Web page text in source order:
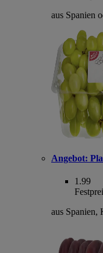
aus Spanien
Angebot:
1.99
aus Spanien,